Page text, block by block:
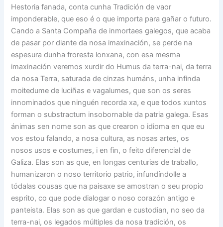
Hestoria fanada, conta cunha Tradición de vaor
imponderable, que eso é o que importa para gañar o futuro.
Cando a Santa Compaña de inmortaes galegos, que acaba
de pasar por diante da nosa imaxinación, se perde na
espesura dunha froresta lonxana, con esa mesma
imaxinación veremos xurdir do Humus da terra-nai, da terra
da nosa Terra, saturada de cinzas humáns, unha infinda
moitedume de luciñas e vagalumes, que son os seres
innominados que ninguén recorda xa, e que todos xuntos
forman o substractum insobornable da patria galega. Esas
ánimas sen nome son as que crearon o idioma en que eu
vos estou falando, a nosa cultura, as nosas artes, os
nosos usos e costumes, i en fin, o feito diferencial de
Galiza. Elas son as que, en longas centurias de traballo,
humanizaron o noso territorio patrio, infundíndolle a
tódalas cousas que na paisaxe se amostran o seu propio
esprito, co que pode dialogar o noso corazón antigo e
panteista. Elas son as que gardan e custodian, no seo da
terra-nai, os legados múltiples da nosa tradición, os